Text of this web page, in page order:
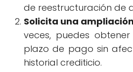
de reestructuración de
Solicita una
veces, puedes
plazo de pago sin
historial crediticio.